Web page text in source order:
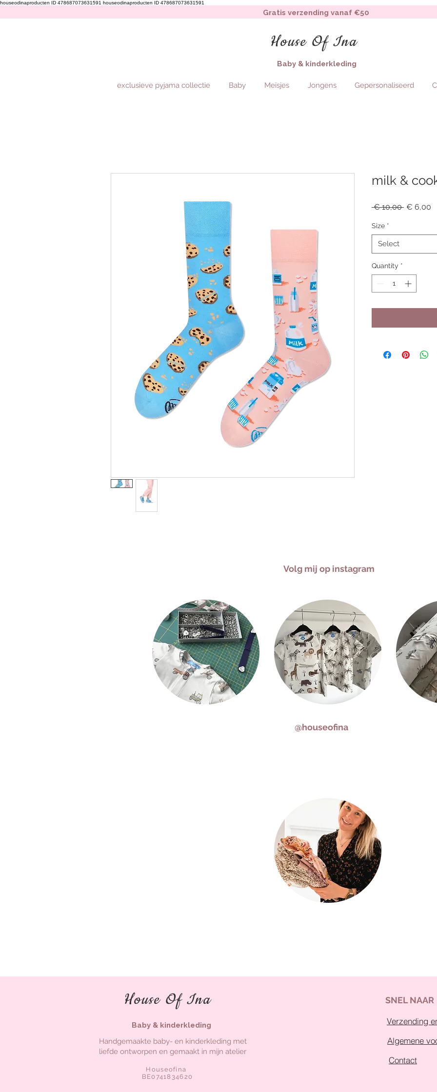
houseodinaproducten ID 478687073631591 houseodinaproducten ID 478687073631591
Gratis verzending vanaf €50
House Of Ina
Baby & kinderkleding
exclusieve pyjama collectie Baby Meisjes Jongens Gepersonaliseerd
milk &
€ 10,00 Regular
€ 6,00
Size *
Select
Quantity *
Volg mij op instagram
@houseofina
House Of Ina
Baby & kinderkleding
Handgemaakte baby- en kinderkleding met
liefde ontworpen en gemaakt in mijn atelier
Houseofina
BE0741834620
SNEL NAAR
Verzending
Algemene
Contact